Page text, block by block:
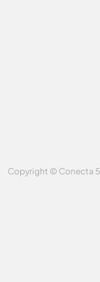
Copyright © Conecta 5